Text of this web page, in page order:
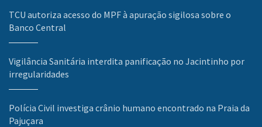
TCU autoriza acesso do MPF à apuração sigilosa sobre o
Banco Central
Vigilância Sanitária interdita panificação no Jacintinho por
irregularidades
Polícia Civil investiga crânio humano encontrado na Praia da
Pajuçara